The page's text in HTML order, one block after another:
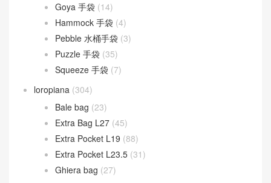
Goya 手袋 (14)
Hammock 手袋 (4)
Pebble 水桶手袋 (3)
Puzzle 手袋 (35)
Squeeze 手袋 (7)
loropiana (304)
Bale bag (23)
Extra Bag L27 (45)
Extra Pocket L19 (88)
Extra Pocket L23.5 (31)
Ghiera bag (27)